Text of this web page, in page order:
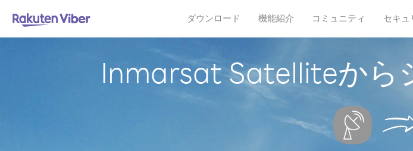
ダウンロード 機能紹介 コミュニティ セキュ
Inmarsat Satelliteから